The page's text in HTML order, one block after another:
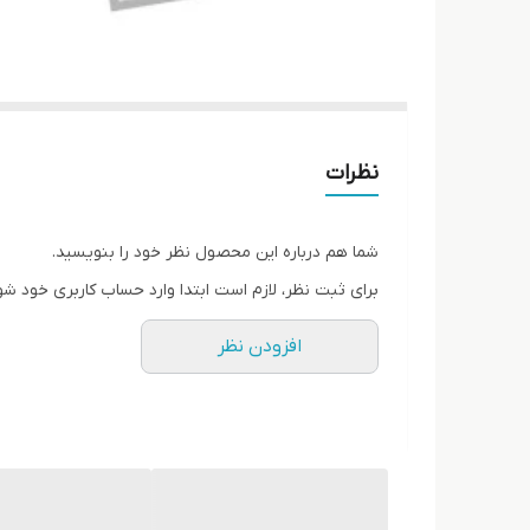
نظرات
شما هم درباره این محصول نظر خود را بنویسید.
برای ثبت نظر، لازم است ابتدا وارد حساب کاربری خود
افزودن نظر